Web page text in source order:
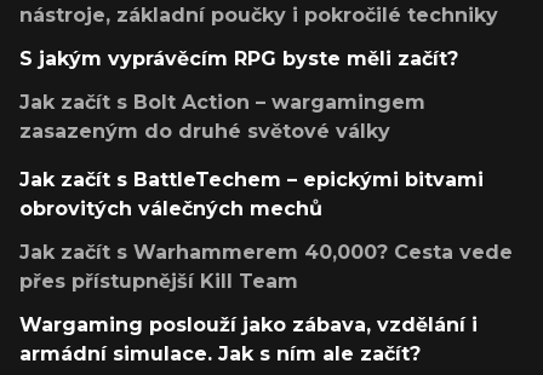
nástroje, základní poučky i pokročilé techniky
S jakým vyprávěcím RPG byste měli začít?
Jak začít s Bolt Action – wargamingem
zasazeným do druhé světové války
Jak začít s BattleTechem – epickými bitvami
obrovitých válečných mechů
Jak začít s Warhammerem 40,000? Cesta vede
přes přístupnější Kill Team
Wargaming poslouží jako zábava, vzdělání i
armádní simulace. Jak s ním ale začít?